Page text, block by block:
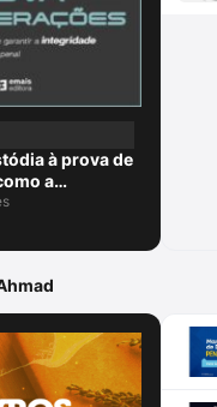
à prova de
a
garantir a
no